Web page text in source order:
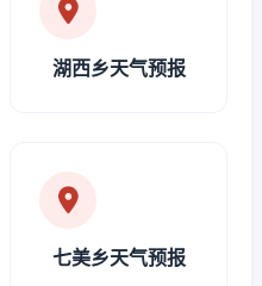
湖西乡天气预报
七美乡天气预报